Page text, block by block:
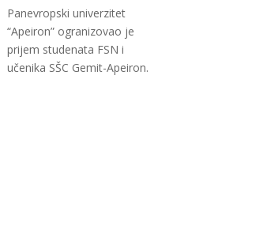
Panevropski univerzitet
“Apeiron” ogranizovao je
prijem studenata FSN i
učenika SŠC Gemit-Apeiron.